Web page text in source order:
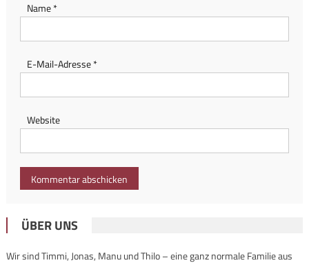
Name*
E-Mail-Adresse*
Website
ÜBER UNS
Wir sind Timmi, Jonas, Manu und Thilo – eine ganz normale Familie aus